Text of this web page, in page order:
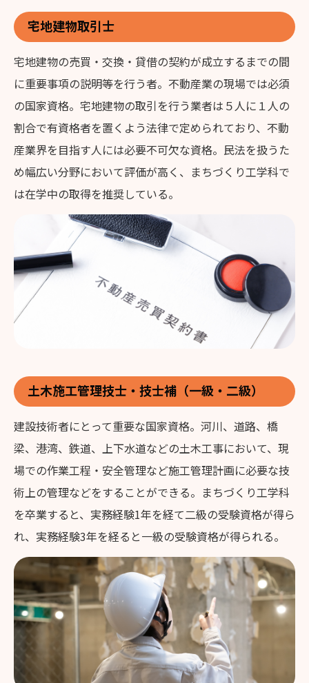
宅地建物取引士
宅地建物の売買・交換・貸借の契約が成立するまでの間
に重要事項の説明等を行う者。不動産業の現場では必須
の国家資格。宅地建物の取引を行う業者は５人に１人の
割合で有資格者を置くよう法律で定められており、不動
産業界を目指す人には必要不可欠な資格。民法を扱うた
め幅広い分野において評価が高く、まちづくり工学科で
は在学中の取得を推奨している。
土木施工管理技士・技士補 （一級・二級）
建設技術者にとって重要な国家資格。河川、道路、橋
梁、港湾、鉄道、上下水道などの土木工事において、現
場での作業工程・安全管理など施工管理計画に必要な技
術上の管理などをすることができる。まちづくり工学科
を卒業すると、実務経験1年を経て二級の受験資格が得ら
れ、実務経験3年を経ると一級の受験資格が得られる。